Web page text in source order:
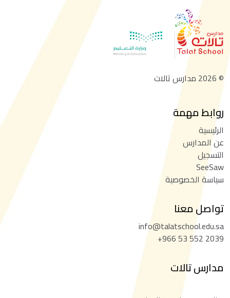
©
2026 مدارس تالات
روابط مهمة
الرئيسية
عن المدارس
التسجيل
SeeSaw
سياسة الخصوصية
تواصل معنا
info@talatschool.edu.sa
+966 53 552 2039
مدارس تالات